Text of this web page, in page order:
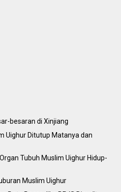
besaran di Xinjiang
Uighur Ditutup Matanya dan
Tubuh Muslim Uighur Hidup-
Muslim Uighur